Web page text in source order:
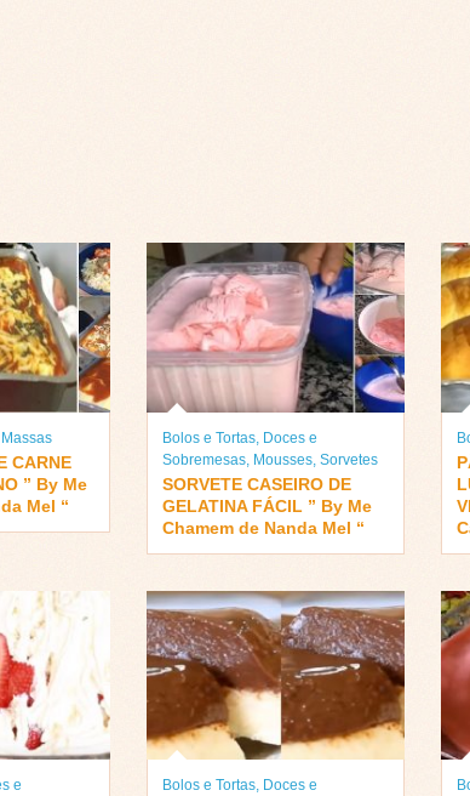
Massas
CARNE
” By Me
Mel “
Bolos e Tortas, Doces e
Sobremesas, Mousses, Sorvetes
SORVETE CASEIRO DE
GELATINA FÁCIL ” By Me
Chamem de Nanda Mel “
e
Bolos e Tortas, Doces e